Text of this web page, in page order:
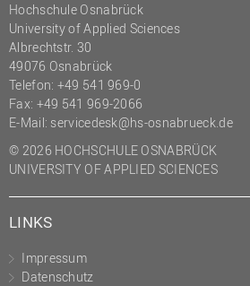
Hochschule Osnabrück
University of Applied Sciences
Albrechtstr. 30
49076 Osnabrück
Telefon: +49 541 969-0
Fax: +49 541 969-2066
E-Mail: servicedesk@hs-osnabrueck.de
© 2026 HOCHSCHULE OSNABRÜCK
UNIVERSITY OF APPLIED SCIENCES
LINKS
Impressum
Datenschutz